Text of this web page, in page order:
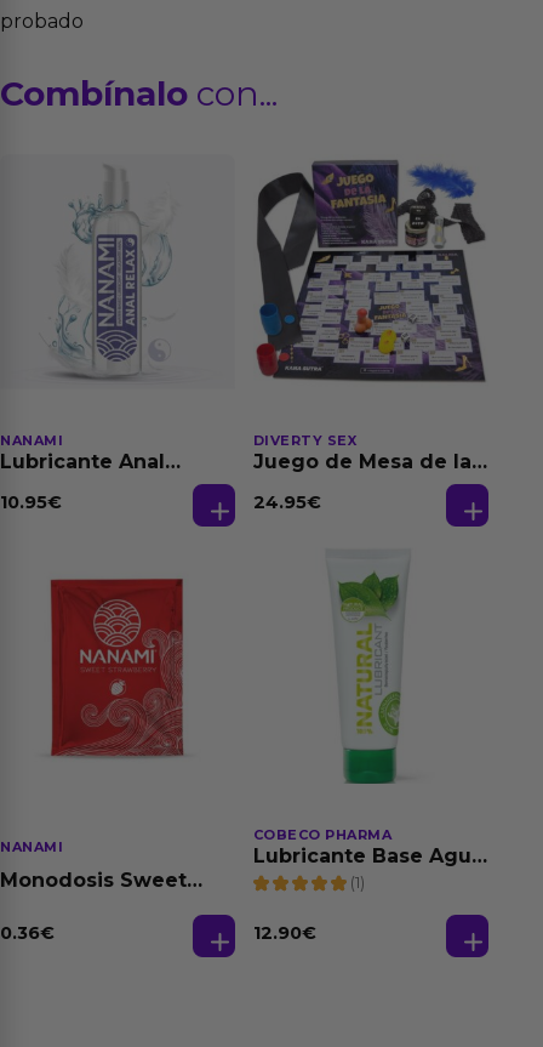
probado
Combínalo con...
NANAMI
Lubricante Anal
Dilatación Base Agua
10.95€
DIVERTY SEX
Juego de Mesa de las
24.95€
NANAMI
Monodosis Sweet
0.36€
COBECO PHARMA
Lubricante Base Agua
100% Natural 125 ml
(1)
12.90€